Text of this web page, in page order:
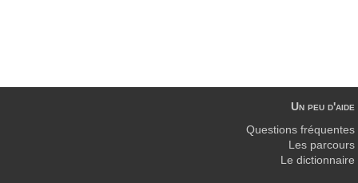
Un peu d'aide
Questions fréquentes
Les parcours
Le dictionnaire